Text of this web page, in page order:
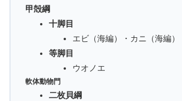
甲殻綱
十脚目
エビ（海編）・カニ（海編）
等脚目
ウオノエ
軟体動物門
二枚貝綱